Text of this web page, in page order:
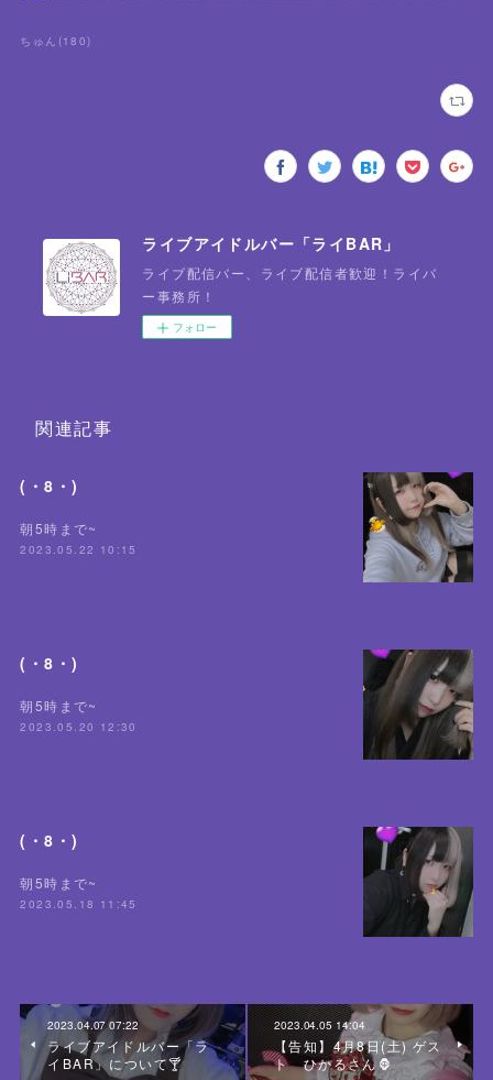
ちゅん (180)
ライブアイドルバー「ライBAR」
ライブ配信バー、ライブ配信者歓迎！ライバ
ー事務所！
フォロー
関連記事
(・8・)
朝5時まで~
2023.05.22 10:15
(・8・)
朝5時まで~
2023.05.20 12:30
(・8・)
朝5時まで~
2023.05.18 11:45
2023.04.07 07:22
ライブアイドルバー「ラ
イBAR」について🍸
2023.04.05 14:04
【告知】4月8日(土) ゲス
ト ひかるさん🦍